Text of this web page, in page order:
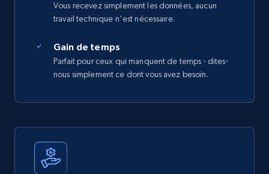
Vous recevez simplement les données, aucun
travail technique n'est nécessaire.
Gain de temps
Parfait pour ceux qui manquent de temps - dites-
nous simplement ce dont vous avez besoin.